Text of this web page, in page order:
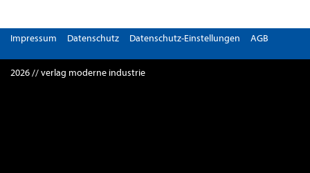
Impressum Datenschutz Datenschutz-Einstellungen AGB
2026 // verlag moderne industrie